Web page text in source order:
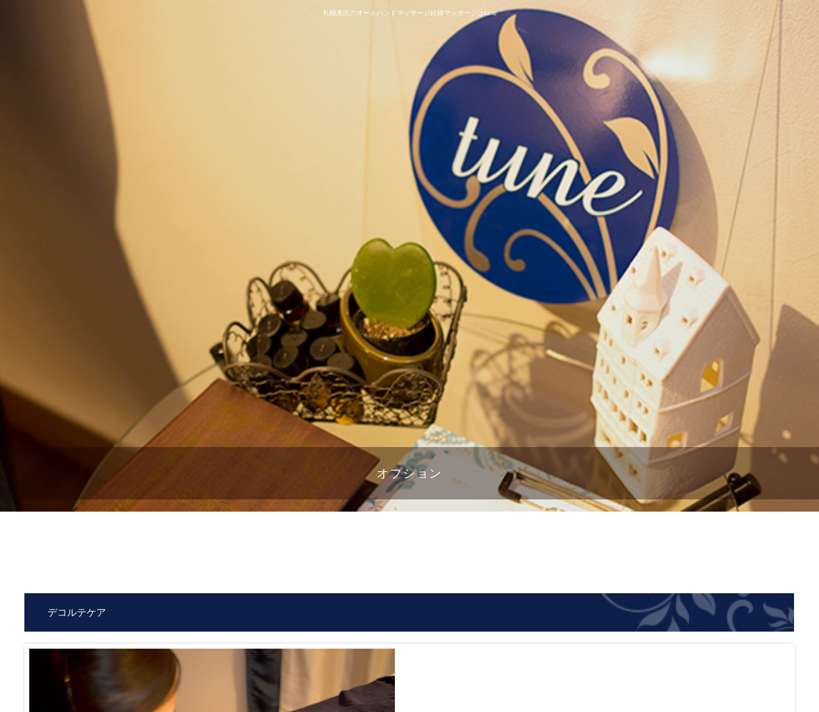
札幌東区のオールハンドマッサージ妊婦マッサージはtune
オプション
デコルテケア